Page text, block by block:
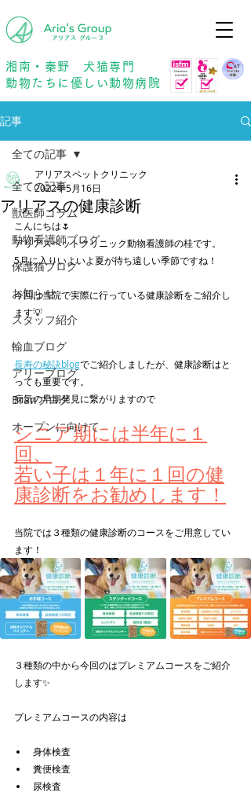
湘南・秦野 犬猫専門
動物たちに優しい動物病院
記事
全ての記事
獣医師コラム
動物看護師ブログ
保護猫ブログ
お知らせ
スタッフ紹介
輸血ブログ
アリーブログ
Branブログ
オープンに向けて
全ての記事
アリアスの健康診断
アリアスペットクリニック
2022年5月16日
こんにちは🌷
アリアスペットクリニック動物看護師の桂です。
5月に入りいよいよ夏が待ち遠しい季節ですね！
今回は当院で実際に行っている健康診断をご紹介し
ます💡
長寿の秘訣blogでご紹介しましたが、健康診断はと
っても重要です。
病気の早期発見に繋がりますので
シニア期には半年に１
回、
若い子は１年に１回の健
康診断をお勧めします！
当院では３種類の健康診断のコースをご用意してい
ます！
３種類の中から今回のはプレミアムコースをご紹介
します✨
プレミアムコースの内容は
身体検査
糞便検査
尿検査